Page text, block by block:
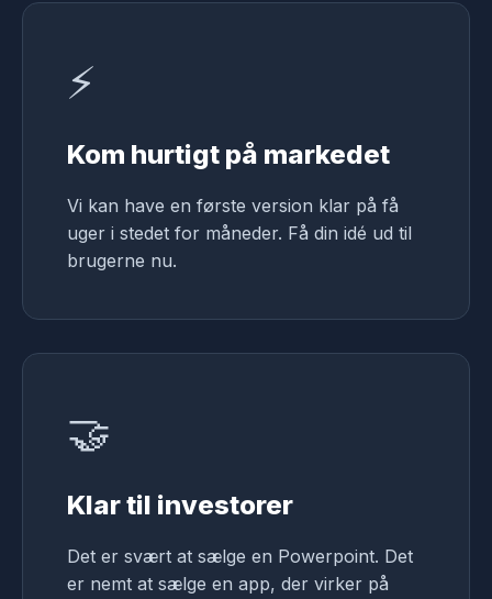
⚡
Kom hurtigt på markedet
Vi kan have en første version klar på få
uger i stedet for måneder. Få din idé ud til
brugerne nu.
🤝
Klar til investorer
Det er svært at sælge en Powerpoint. Det
er nemt at sælge en app, der virker på